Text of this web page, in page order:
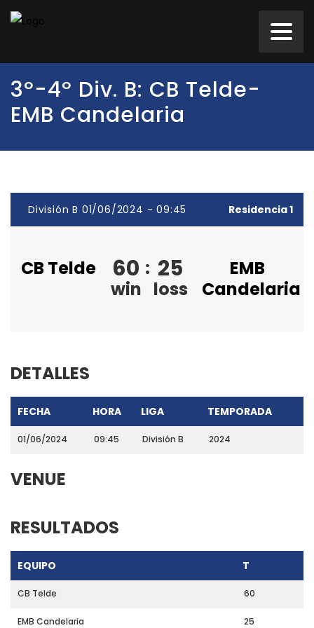
3º-4º Div. B: CB Telde-
EMB Candelaria
División B 01/06/2024 - 09:45 Residencia 1
CB Telde 60
win
: 25
loss
EMB
Candelaria
DETALLES
FECHA HORA LIGA TEMPORADA
01/06/2024 09:45 División B 2024
VENUE
RESULTADOS
EQUIPO T
CB Telde 60
EMB Candelaria 25